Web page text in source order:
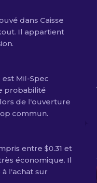
dans Caisse
Il appartient
est Mil-Spec
probabilité
de l'ouverture
commun.
entre $0.31 et
économique. Il
l'achat sur